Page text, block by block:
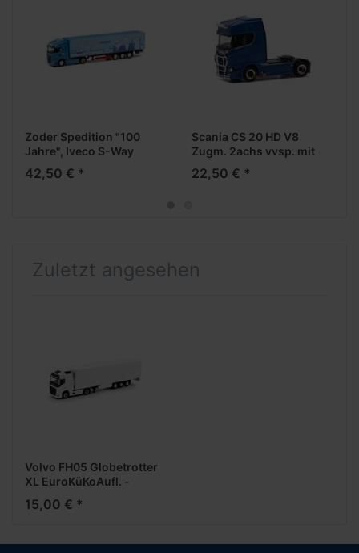
Zoder Spedition "100
Jahre", Iveco S-Way
MY24 vvsp. Medi
EuroKoAufl.
42,50 € *
Scania CS 20 HD V8
Zugm. 2achs vvsp. mit
Rammschutz und
Lampenbügeln, blau
22,50 € *
Zuletzt angesehen
Volvo FH05 Globetrotter
XL EuroKüKoAufl. -
15,00 € *